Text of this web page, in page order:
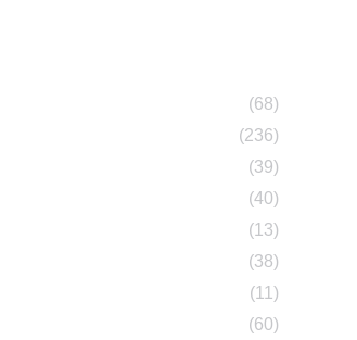
(68)
(236)
(39)
(40)
(13)
(38)
(11)
(60)